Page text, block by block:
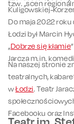
Kuligowskiej-
tzw. „scen
Do maja 2022
Łodzi był Marcin
„Dobrze się kłamie
Jarcza m.in.
Na naszej stronie
teatralnych,
wŁodzi. Teatr
Facebooku oraz